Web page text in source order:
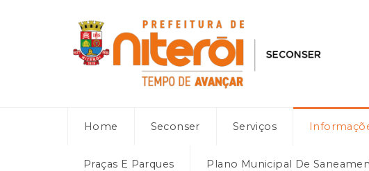
Home Seconser Serviços
Praças E Parques Plano Municipal De